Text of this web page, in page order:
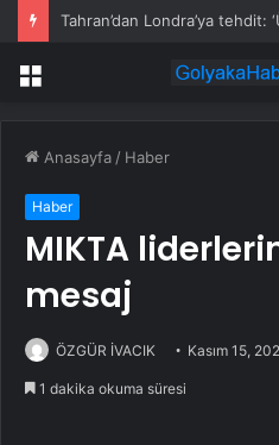
Tahran’dan Londra’ya tehdit:
Menü
Anasayfa / Haber
Haber
MIKTA
mesaj
ÖZGÜR İVACIK Kasım 15,
1 dakika okuma süresi